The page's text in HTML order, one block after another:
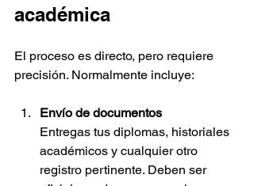
académica
El proceso es directo, pero requiere
precisión. Normalmente incluye:
Envío de documentos
Entregas tus diplomas, historiales
académicos y cualquier otro
registro pertinente. Deben ser